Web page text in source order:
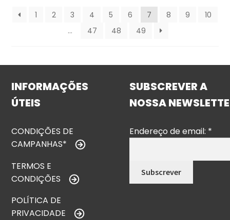
1 2 3 4 5 6 7 8 9
10
…
47 48 49
INFORMAÇÕES
ÚTEIS
CONDIÇÕES DE
CAMPANHAS*
TERMOS E
CONDIÇÕES
POLÍTICA DE
PRIVACIDADE
SUBSCREVER A
NOSSA
Endereço de email: *